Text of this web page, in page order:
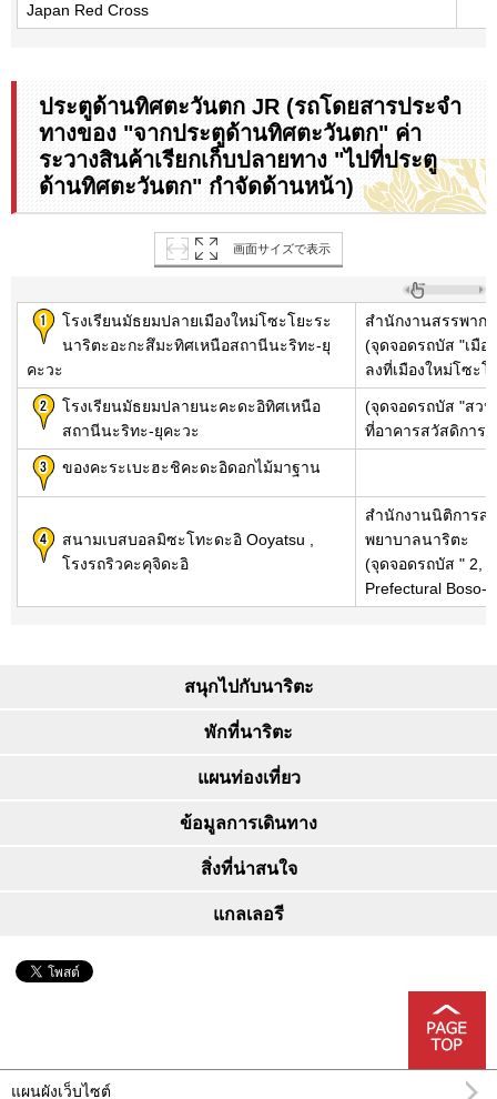
Japan Red Cross
ประตูด้านทิศตะวันตก JR (รถโดยสารประจำ
ทางของ "จากประตูด้านทิศตะวันตก" ค่า
ระวางสินค้าเรียกเก็บปลายทาง "ไปที่ประตู
ด้านทิศตะวันตก" กำจัดด้านหน้า)
画面サイズで表示
โรงเรียนมัธยมปลายเมืองใหม่โซะโยะระ
นาริตะอะกะสึมะทิศเหนือสถานีนะริทะ-ยุ
คะวะ
สำนักงานสรรพากร
(จุดจอดรถบัส "เมือ
ลงที่เมืองใหม่โซะ
โรงเรียนมัธยมปลายนะคะดะอิทิศเหนือ
สถานีนะริทะ-ยุคะวะ
(จุดจอดรถบัส "สว
ที่อาคารสวัสดิการ
ของคะระเบะฮะชิคะดะอิดอกไม้มาฐาน
สนามเบสบอลมิซะโทะดะอิ Ooyatsu ,
โรงรถริวคะคุจิดะอิ
สำนักงานนิติการส
พยาบาลนาริตะ
(จุดจอดรถบัส " 2,
Prefectural Boso-
สนุกไปกับนาริตะ
พักที่นาริตะ
แผนท่องเที่ยว
ข้อมูลการเดินทาง
สิ่งที่น่าสนใจ
แกลเลอรี
แผนผังเว็บไซต์